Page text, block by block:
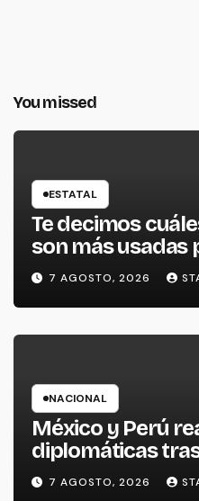
You missed
ESTATAL
Te decimos
son más usadas
en Michoacán
7 AGOSTO, 2026
NACIONAL
México y Perú
diplomáticas
ambos gobiernos
7 AGOSTO, 2026